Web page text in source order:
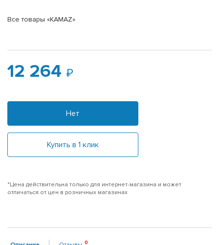
Все товары «KAMAZ»
12 264
Нет
Купить в 1 клик
*Цена действительна только для интернет-магазина и может
отличаться от цен в розничных магазинах